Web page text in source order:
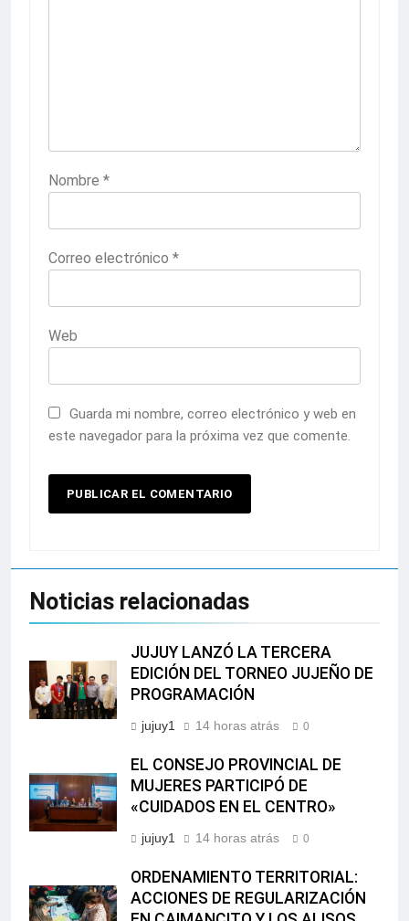
Nombre *
Correo electrónico *
Web
Guarda mi nombre, correo electrónico y web en
este navegador para la próxima vez que comente.
Noticias relacionadas
JUJUY LANZÓ LA TERCERA
EDICIÓN DEL TORNEO JUJEÑO DE
PROGRAMACIÓN
jujuy1 14 horas atrás 0
EL CONSEJO PROVINCIAL DE
MUJERES PARTICIPÓ DE
«CUIDADOS EN EL CENTRO»
jujuy1 14 horas atrás 0
ORDENAMIENTO TERRITORIAL:
ACCIONES DE REGULARIZACIÓN